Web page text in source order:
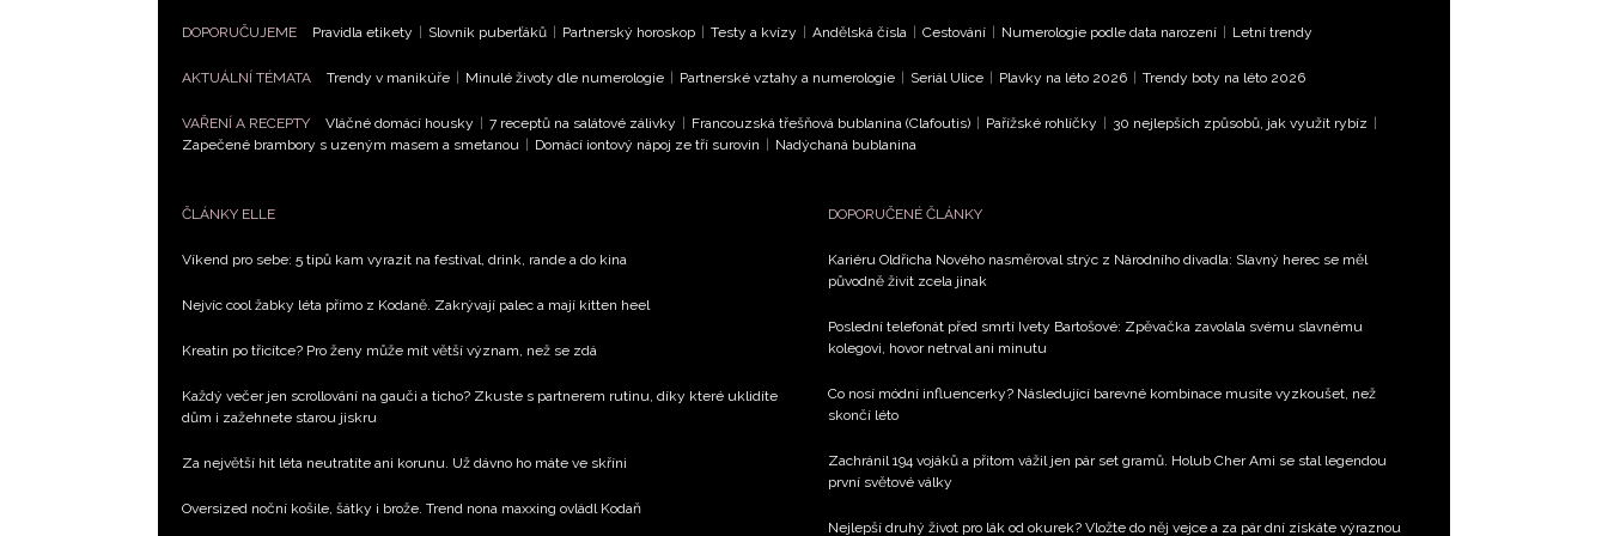
DOPORUČUJEME Pravidla etikety | Slovník puberťáků | Partnerský horoskop | Testy a kvízy | Andělská čísla | Cestování | Numerologie podle data narození | Letní trendy
AKTUÁLNÍ TÉMATA Trendy v manikúře | Minulé životy dle numerologie | Partnerské vztahy a numerologie | Seriál Ulice | Plavky na léto 2026 | Trendy boty na léto 2026
VAŘENÍ A RECEPTY Vláčné domácí housky | 7 receptů na salátové zálivky | Francouzská třešňová bublanina (Clafoutis) | Pařížské rohlíčky | 30 nejlepších způsobů, jak využít rybíz |
Zapečené brambory s uzeným masem a smetanou | Domácí iontový nápoj ze tří surovin | Nadýchaná bublanina
ČLÁNKY ELLE
Víkend pro sebe: 5 tipů kam vyrazit na festival, drink, rande a do kina
Nejvíc cool žabky léta přímo z Kodaně. Zakrývají palec a mají kitten heel
Kreatin po třicítce? Pro ženy může mít větší význam, než se zdá
Každý večer jen scrollování na gauči a ticho? Zkuste s partnerem rutinu, díky které uklidíte
dům i zažehnete starou jiskru
Za největší hit léta neutratíte ani korunu. Už dávno ho máte ve skříni
Oversized noční košile, šátky i brože. Trend nona maxxing ovládl Kodaň
DOPORUČENÉ ČLÁNKY
Kariéru Oldřicha Nového nasměroval strýc z Národního divadla: Slavný herec se měl
původně živit zcela jinak
Poslední telefonát před smrtí Ivety Bartošové: Zpěvačka zavolala svému slavnému
kolegovi, hovor netrval ani minutu
Co nosí módní influencerky? Následující barevné kombinace musíte vyzkoušet, než
skončí léto
Zachránil 194 vojáků a přitom vážil jen pár set gramů. Holub Cher Ami se stal legendou
první světové války
Nejlepší druhý život pro lák od okurek? Vložte do něj vejce a za pár dní získáte výraznou